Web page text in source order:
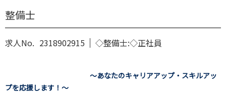
整備士
求人No. 2318902915 ◇整備士:◇正社員
～あなたのキャリアアップ・スキルアッ
プを応援します！～